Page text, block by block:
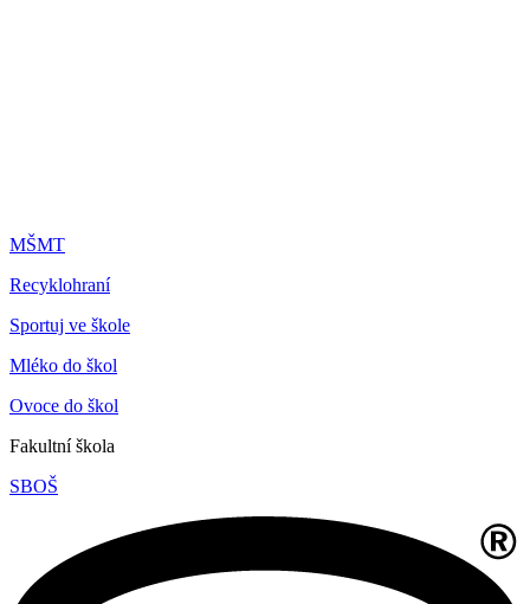
MŠMT
Recyklohraní
Sportuj ve škole
Mléko do škol
Ovoce do škol
Fakultní škola
SBOŠ